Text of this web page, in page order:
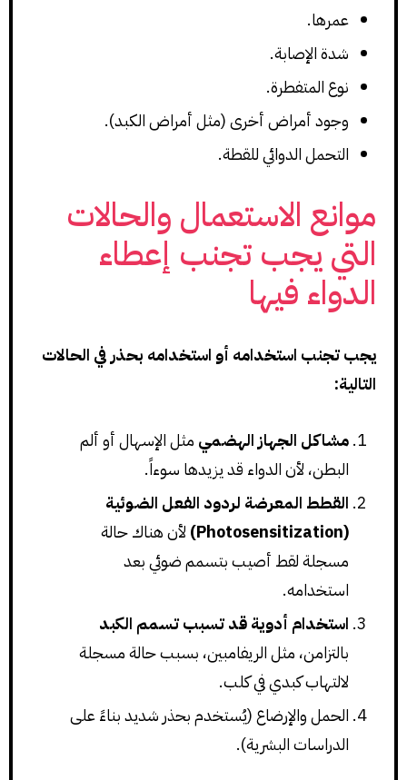
عمرها.
شدة الإصابة.
نوع المتفطرة.
وجود أمراض أخرى (مثل أمراض الكبد).
التحمل الدوائي للقطة.
موانع الاستعمال والحالات
التي يجب تجنب إعطاء
الدواء فيها
يجب تجنب استخدامه أو استخدامه بحذر في الحالات
التالية:
مشاكل الجهاز الهضمي مثل الإسهال أو ألم
البطن، لأن الدواء قد يزيدها سوءاً.
القطط المعرضة لردود الفعل الضوئية
(Photosensitization)
لأن هناك حالة
مسجلة لقط أصيب بتسمم ضوئي بعد
استخدامه.
استخدام أدوية قد تسبب تسمم الكبد
بالتزامن، مثل الريفامبين، بسبب حالة مسجلة
لالتهاب كبدي في كلب.
الحمل والإرضاع (يُستخدم بحذر شديد بناءً على
الدراسات البشرية).